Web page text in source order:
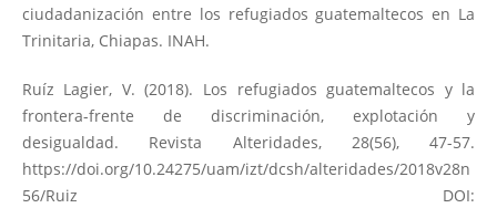
ciudadanización entre los refugiados guatemaltecos en La
Trinitaria, Chiapas. INAH.
Ruíz Lagier, V. (2018). Los refugiados guatemaltecos y la
frontera-frente de discriminación, explotación y
desigualdad. Revista Alteridades, 28(56), 47-57.
https://doi.org/10.24275/uam/izt/dcsh/alteridades/2018v28n
56/Ruiz DOI: